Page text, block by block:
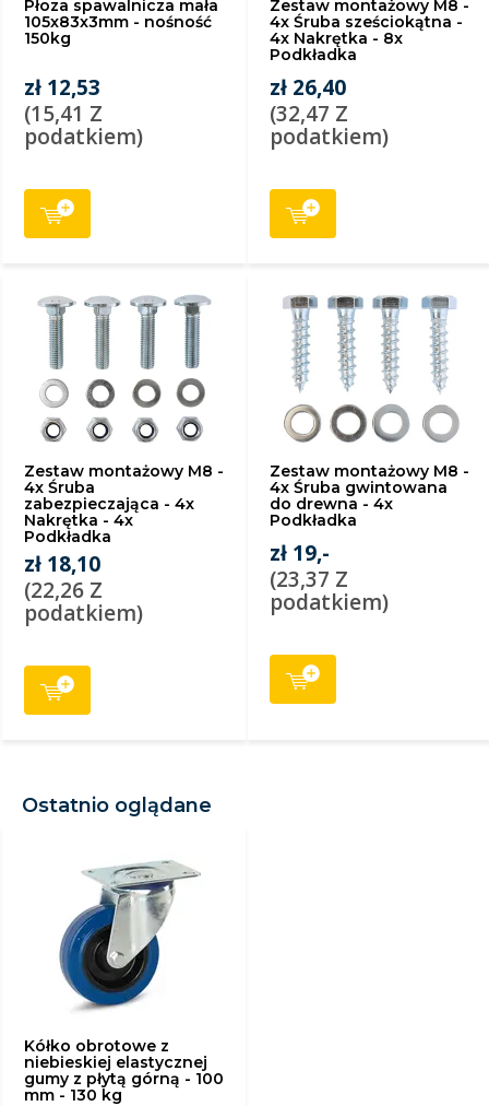
Płoza spawalnicza mała
105x83x3mm - nośność
150kg
zł 12,53
(15,41 Z
podatkiem)
Zestaw montażowy M8 -
4x Śruba sześciokątna -
4x Nakrętka - 8x
Podkładka
zł 26,40
(32,47 Z
podatkiem)
Zestaw montażowy M8 -
4x Śruba
zabezpieczająca - 4x
Nakrętka - 4x
Podkładka
zł 18,10
(22,26 Z
podatkiem)
Zestaw montażowy M8 -
4x Śruba gwintowana
do drewna - 4x
Podkładka
zł 19,-
(23,37 Z
podatkiem)
Ostatnio oglądane
Kółko obrotowe z
niebieskiej elastycznej
gumy z płytą górną - 100
mm - 130 kg